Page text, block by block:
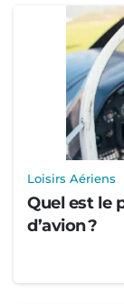
Loisirs Aériens
Quel est le
d’avion ?